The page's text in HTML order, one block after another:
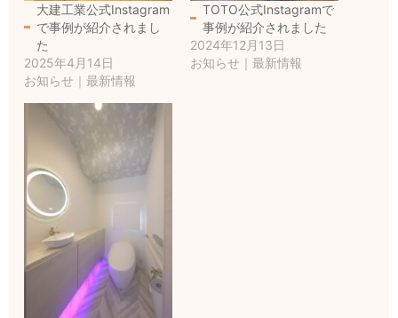
大建工業公式Instagram
で事例が紹介されまし
た
2025年4月14日
お知らせ｜最新情報
TOTO公式Instagramで
事例が紹介されました
2024年12月13日
お知らせ｜最新情報